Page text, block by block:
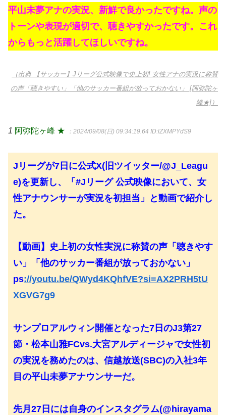
平山未夢アナの実況、新鮮で良かったですね。声の
トーンや表現が適切で、聴きやすかったです。これ
からもっと活躍してほしいですね。
（出典 【サッカー】Jリーグ公式映像で史上初! 女性アナの実況に称賛
の声「聴きやすい」「他のサッカー番組が放っておかない」 [阿弥陀ヶ
峰★]）
1 阿弥陀ヶ峰 ★ ：2024/09/08(日) 09:34:19.64 ID:lZXMPYdS9
Jリーグが7日に公式X(旧ツイッター/@J_Leagu
e)を更新し、「#Jリーグ 公式映像において、女
性アナウンサーが実況を初担当」と動画で紹介し
た。
【動画】史上初の女性実況に称賛の声「聴きやす
い」「他のサッカー番組が放っておかない」
ps://youtu.be/QWyd4KQhfVE?si=AX2PRH5tU
XGVG7g9
サンプロアルウィン開催となった7日のJ3第27
節・松本山雅FCvs.大宮アルディージャで女性初
の実況を務めたのは、信越放送(SBC)の入社3年
目の平山未夢アナウンサーだ。
先月27日には自身のインスタグラム(@hirayama